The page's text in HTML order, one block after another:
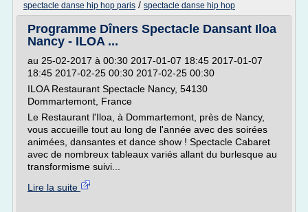
spectacle danse hip hop paris / spectacle danse hip hop
Programme Dîners Spectacle Dansant Iloa
Nancy - ILOA ...
au 25-02-2017 à 00:30 2017-01-07 18:45 2017-01-07
18:45 2017-02-25 00:30 2017-02-25 00:30
ILOA Restaurant Spectacle Nancy, 54130
Dommartemont, France
Le Restaurant l'Iloa, à Dommartemont, près de Nancy,
vous accueille tout au long de l'année avec des soirées
animées, dansantes et dance show ! Spectacle Cabaret
avec de nombreux tableaux variés allant du burlesque au
transformisme suivi...
Lire la suite